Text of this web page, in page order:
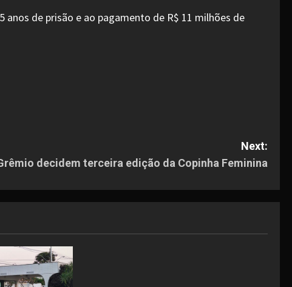
de prisão e ao pagamento de R$ 11 milhões de
Next:
decidem terceira edição da Copinha Feminina